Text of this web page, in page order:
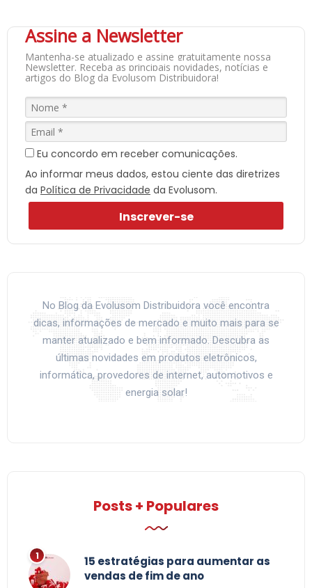
Assine a Newsletter
Mantenha-se atualizado e assine gratuitamente nossa
Newsletter. Receba as principais novidades, notícias e
artigos do Blog da Evolusom Distribuidora!
Eu concordo em receber comunicações.
Ao informar meus dados, estou ciente das diretrizes
da Política de Privacidade da Evolusom.
Inscrever-se
No Blog da Evolusom Distribuidora você encontra
dicas, informações de mercado e muito mais para se
manter atualizado e bem informado. Descubra as
últimas novidades em produtos eletrônicos,
informática, provedores de internet, automotivos e
energia solar!
Posts + Populares
15 estratégias para aumentar as
vendas de fim de ano